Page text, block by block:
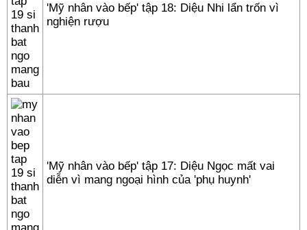
'Mỹ nhân vào bếp' tập 18: Diệu Nhi lẩn trốn vì
nghiện rượu
'Mỹ nhân vào bếp' tập 17: Diệu Ngọc mất vai
diễn vì mang ngoại hình của 'phụ huynh'